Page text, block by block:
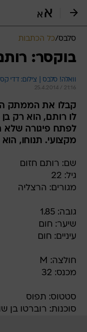
סלבס/כל הכתבות
בוקסר:
וואלה! סלבס | צילום: דדי
25.4.2014 / 21:16
קבלו את הממתק
לפתח פיגורה שלא
מקצועי. תנוחו,
שם: רותם חזום
גיל: 22
מגורים: הרצליה
גובה: 1.85
שיער: חום
עיניים: חום
חולצה: M
מכנס: 32
סטטוס: תפוס
סוכנות: רוברטו בן